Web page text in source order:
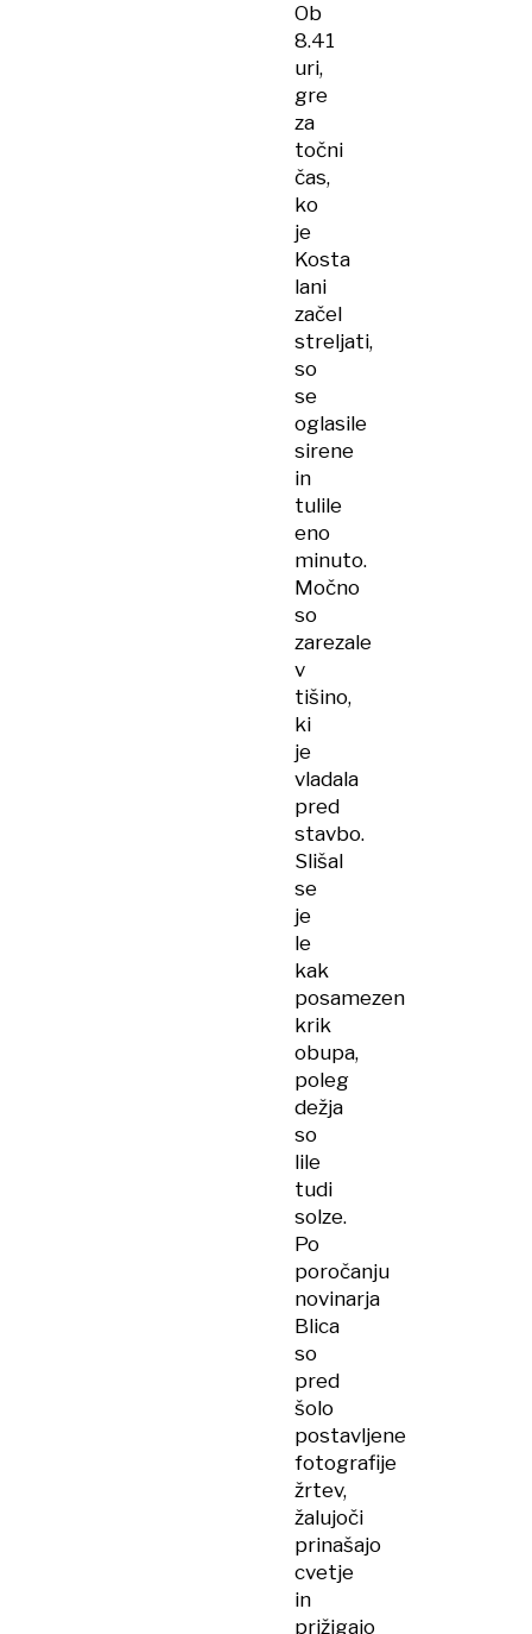
Ob
8.41
uri,
gre
za
točni
čas,
ko
je
Kosta
lani
začel
streljati,
so
se
oglasile
sirene
in
tulile
eno
minuto.
Močno
so
zarezale
v
tišino,
ki
je
vladala
pred
stavbo.
Slišal
se
je
le
kak
posamezen
krik
obupa,
poleg
dežja
so
lile
tudi
solze.
Po
poročanju
novinarja
Blica
so
pred
šolo
postavljene
fotografije
žrtev,
žalujoči
prinašajo
cvetje
in
prižigajo